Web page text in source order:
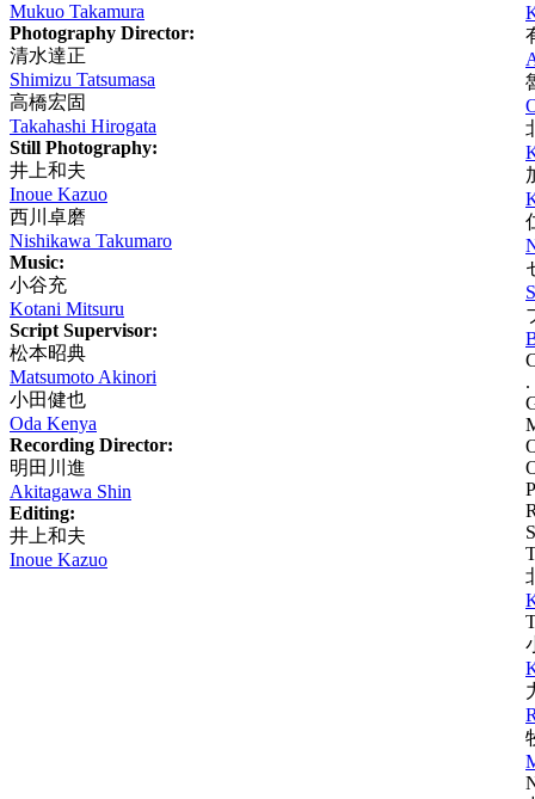
Mukuo Takamura
Photography Director:
清水達正
Shimizu Tatsumasa
高橋宏固
Takahashi Hirogata
Still Photography:
井上和夫
Inoue Kazuo
西川卓磨
Nishikawa Takumaro
Music:
小谷充
Kotani Mitsuru
Script Supervisor:
松本昭典
Matsumoto Akinori
小田健也
Oda Kenya
Recording Director:
明田川進
Akitagawa Shin
Editing:
井上和夫
Inoue Kazuo
.